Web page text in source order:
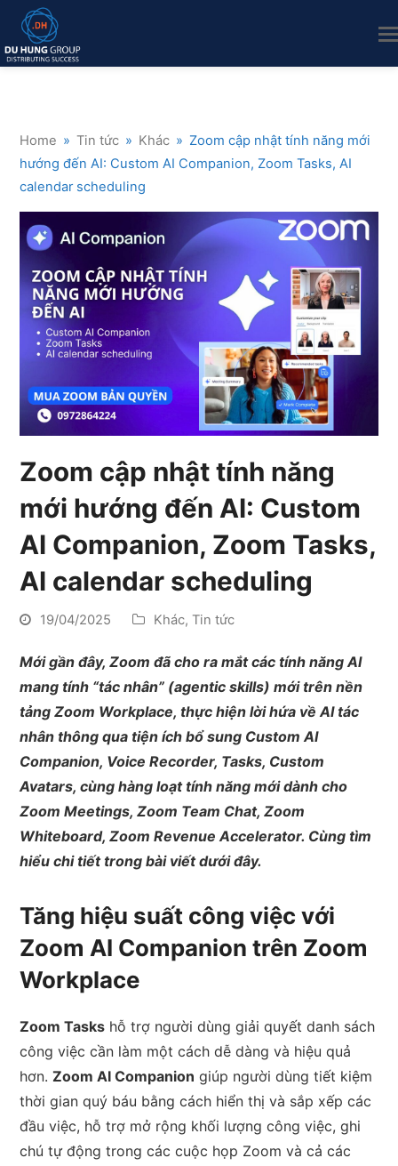
Home » Tin tức » Khác » Zoom cập nhật tính năng mới
hướng đến AI: Custom AI Companion, Zoom Tasks, AI
calendar scheduling
Zoom cập nhật tính năng
mới hướng đến AI: Custom
AI Companion, Zoom Tasks,
AI calendar scheduling
19/04/2025 Khác,Tin tức
Mới gần đây, Zoom đã cho ra mắt các tính năng AI
mang tính “tác nhân” (agentic skills) mới trên nền
tảng Zoom Workplace, thực hiện lời hứa về AI tác
nhân thông qua tiện ích bổ sung Custom AI
Companion, Voice Recorder, Tasks, Custom
Avatars, cùng hàng loạt tính năng mới dành cho
Zoom Meetings, Zoom Team Chat, Zoom
Whiteboard, Zoom Revenue Accelerator. Cùng tìm
hiểu chi tiết trong bài viết dưới đây.
Tăng hiệu suất công việc với
Zoom AI Companion trên Zoom
Workplace
Zoom Tasks hỗ trợ người dùng giải quyết danh sách
công việc cần làm một cách dễ dàng và hiệu quả
hơn.Zoom AI Companion giúp người dùng tiết kiệm
thời gian quý báu bằng cách hiển thị và sắp xếp các
đầu việc, hỗ trợ mở rộng khối lượng công việc, ghi
chú tự động trong các cuộc họp Zoom và cả các